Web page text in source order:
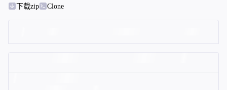
下载zip
Clone